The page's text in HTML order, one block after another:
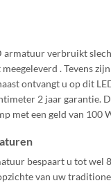
armatuur verbruikt
. Tevens
ontvangt u op dit
2 jaar garantie.
met een geld van 100
bespaart u tot wel
van uw